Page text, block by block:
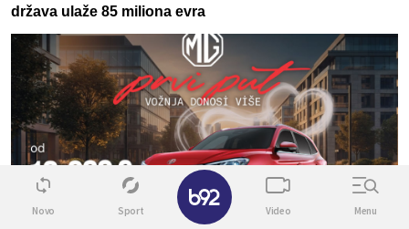
država ulaže 85 miliona evra
Novo Sport Video Menu
✕